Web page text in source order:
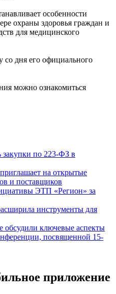
особенности
охраны здоровья граждан и
для медицинского
со дня его официального
можно ознакомиться
закупки по 223-ФЗ в
на открытые
и поставщиков
ЭТП «Регион» за
инструменты для
обсудили ключевые аспекты
посвященной 15-
приложение